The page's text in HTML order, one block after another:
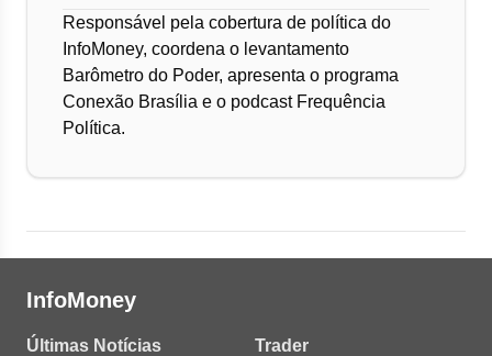
Responsável pela cobertura de política do
InfoMoney, coordena o levantamento
Barômetro do Poder, apresenta o programa
Conexão Brasília e o podcast Frequência
Política.
InfoMoney
Últimas Notícias Trader